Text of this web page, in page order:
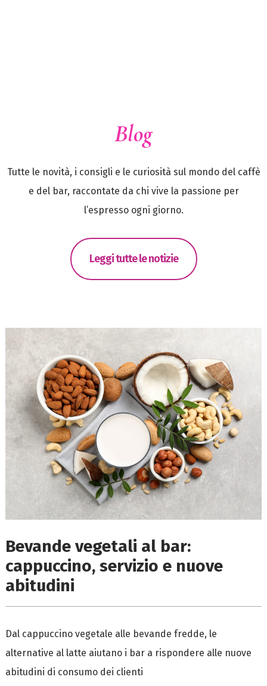
Blog
Tutte le novità, i consigli e le curiosità sul mondo del caffè
e del bar, raccontate da chi vive la passione per
l’espresso ogni giorno.
Leggi tutte le notizie
Bevande vegetali al bar:
cappuccino, servizio e nuove
abitudini
Dal cappuccino vegetale alle bevande fredde, le
alternative al latte aiutano i bar a rispondere alle nuove
abitudini di consumo dei clienti